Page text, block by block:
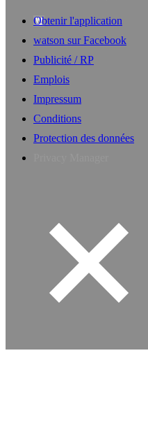
Obtenir l'application
watson sur Facebook
Publicité / RP
Emplois
Impressum
Conditions
Protection des données